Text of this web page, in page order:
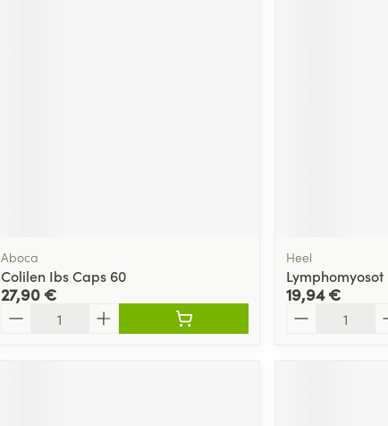
Aboca
Colilen Ibs Caps 60
27,90 €
Heel
19,94 €